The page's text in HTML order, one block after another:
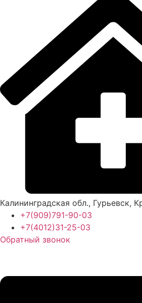
Калининградская обл., Гурьевск,
+7(909)791-90-03
+7(4012)31-25-03
Обратный звонок